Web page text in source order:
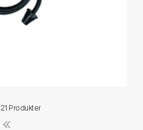
21 Produkter